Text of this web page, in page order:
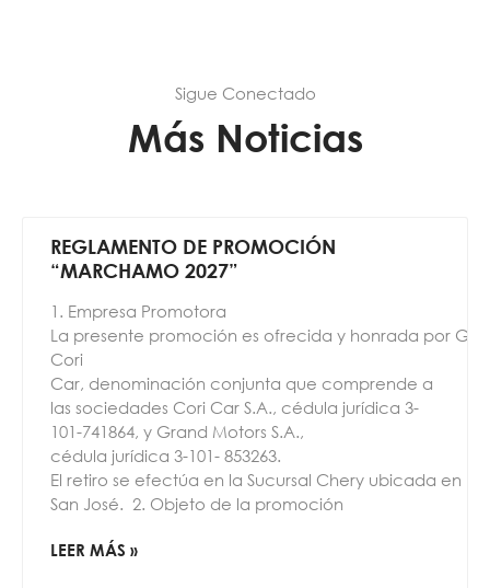
Sigue Conectado
Más Noticias
REGLAMENTO DE PROMOCIÓN
“MARCHAMO 2027”
1. Empresa Promotora
La presente promoción es ofrecida y honrada por
Cori
Car, denominación conjunta que comprende a
las sociedades Cori Car S.A., cédula jurídica 3-
101-741864, y Grand Motors S.A.,
cédula jurídica 3-101- 853263.
El retiro se efectúa en la Sucursal Chery ubicada en La
San José. 2. Objeto de la promoción
LEER MÁS »